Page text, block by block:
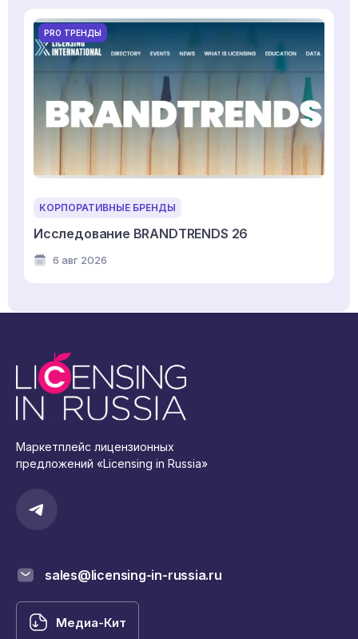
PRO ТРЕНДЫ
КОРПОРАТИВНЫЕ БРЕНДЫ
Исследование BRANDTRENDS 26
6 авг 2026
Маркетплейс лицензионных
предложений «Licensing in Russia»
sales@licensing-in-russia.ru
Медиа-Кит